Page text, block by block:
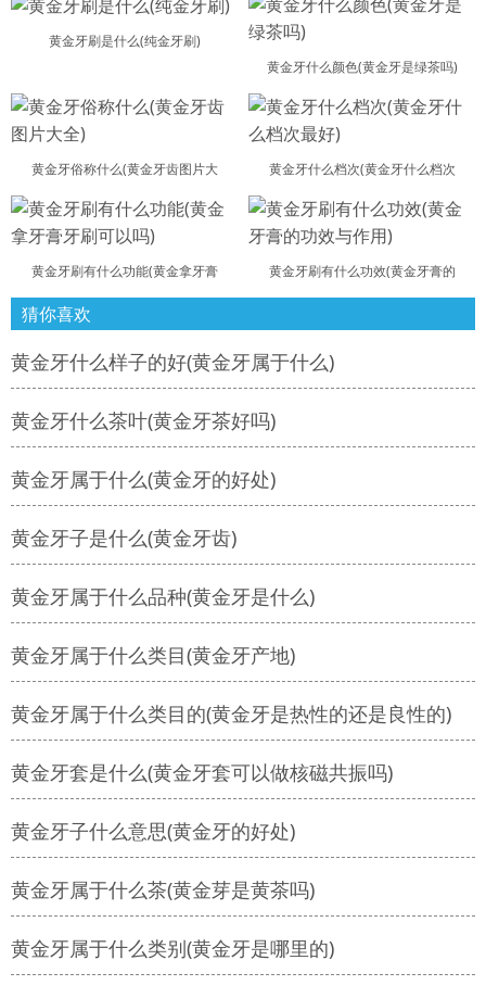
黄金牙刷是什么(纯金牙刷)
黄金牙什么颜色(黄金牙是绿茶吗)
黄金牙俗称什么(黄金牙齿图片大 黄金牙什么档次(黄金牙什么档次
黄金牙刷有什么功能(黄金拿牙膏 黄金牙刷有什么功效(黄金牙膏的
猜你喜欢
黄金牙什么样子的好(黄金牙属于什么)
黄金牙什么茶叶(黄金牙茶好吗)
黄金牙属于什么(黄金牙的好处)
黄金牙子是什么(黄金牙齿)
黄金牙属于什么品种(黄金牙是什么)
黄金牙属于什么类目(黄金牙产地)
黄金牙属于什么类目的(黄金牙是热性的还是良性的)
黄金牙套是什么(黄金牙套可以做核磁共振吗)
黄金牙子什么意思(黄金牙的好处)
黄金牙属于什么茶(黄金芽是黄茶吗)
黄金牙属于什么类别(黄金牙是哪里的)